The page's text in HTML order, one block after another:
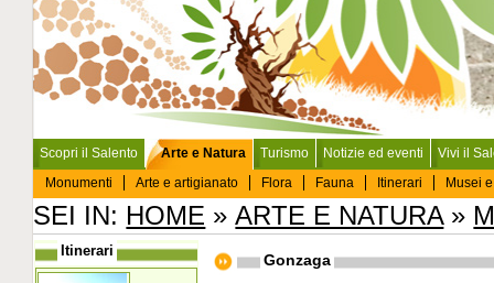
Scopri il Salento
Arte e Natura
Monumenti
Arte e artigianato Flora Fauna Itinerari Musei
Turismo Notizie ed eventi Vivi il
SEI IN: HOME »ARTE E NATURA»
Gonzaga
Itinerari